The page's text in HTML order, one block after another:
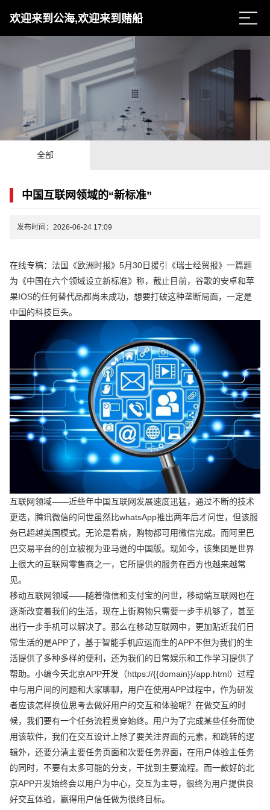
欢迎来到公海,欢迎来到赌船
全部
中国互联网领域的“新标准”
发布时间：2026-06-24 17:09
在线专稿：法国《欧洲时报》5月30日援引《瑞士经贸报》一篇题
为《中国在六个领域设立新标准》称，截止目前，谷歌的安卓和苹
果IOS的任何替代品都尚未成功，想要打破这种垄断局面，一定是
中国的科技巨头。
互联网领域——近些年中国互联网发展速度迅猛，通过不断的技术
更迭，腾讯微信的问世虽然比whatsApp推出两年后才问世，但该服
务已超越美国模式。无论是看病，购物都可用微信完成。而阿里巴
巴交易平台的创立被视为亚马逊的中国版。现如今，该集团是世界
上很大的互联网零售商之一，它所提供的服务在西方也越来越常
见。
移动互联网领域——随着微信和支付宝的问世，移动端互联网也在
逐渐改变着我们的生活，现在上街购物只需要一步手机够了，甚至
出行一步手机可以解决了。那么在移动互联网中，更加贴近我们日
常生活的是APP了，基于智能手机应运而生的APP不但为我们的生
活提供了多种多样的便利，还为我们的日常娱乐和工作学习提供了
帮助。小编今天北京APP开发（https://{{domain}}/app.html）过程
中与用户间的问题和大家聊聊，用户在使用APP过程中，作为研发
者应该怎样换位思考去做好用户的交互和体验呢？在做交互的时
候，我们要有一个任务流程贯穿始终。用户为了完成某些任务而使
用该软件，我们在交互设计上除了要关注界面的元素，和跳转的逻
辑外，还要分清主要任务页面和次要任务界面，在用户体验主任务
的同时，不要有太多可能的分支，干扰到主要流程。而一款好的北
京APP开发始终会以用户为中心，交互为主导，很终为用户提供良
好交互体验，赢得用户信任做为很终目标。